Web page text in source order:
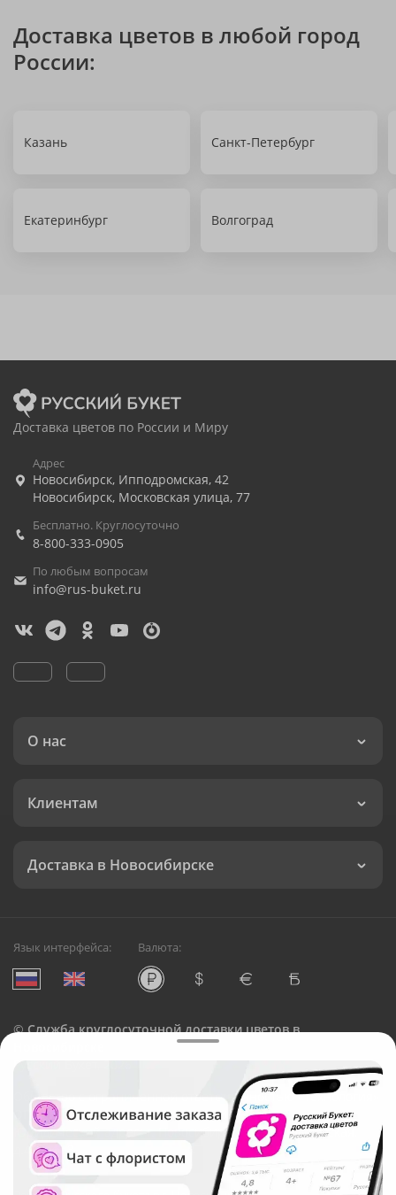
Доставка цветов в любой город
России:
Казань Санкт-Петербург
Екатеринбург Волгоград
Доставка цветов по России и Миру
Адрес
Новосибирск, Ипподромская, 42
Новосибирск, Московская улица, 77
Бесплатно. Круглосуточно
8-800-333-0905
По любым вопросам
info@rus-buket.ru
О нас
Клиентам
Доставка в Новосибирске
Язык интерфейса: Валюта:
©Служба круглосуточной доставки цветов в
Русский Букет, 2026
Общество с ограниченной ответственностью «Технология»
ОГРН: 1195476081745, ИНН: 5410081997
Юридический адрес: г. Новосибирск, ул. Ипподромская,
д.42, оф. 3